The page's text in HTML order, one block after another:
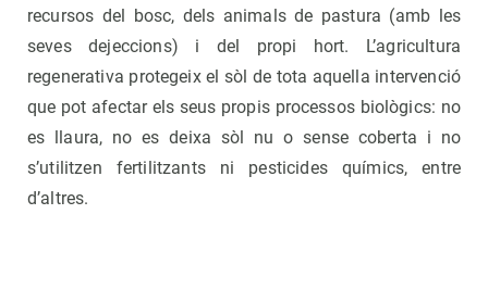
recursos del bosc, dels animals de pastura (amb les
seves dejeccions) i del propi hort. L’agricultura
regenerativa protegeix el sòl de tota aquella intervenció
que pot afectar els seus propis processos biològics: no
es llaura, no es deixa sòl nu o sense coberta i no
s’utilitzen fertilitzants ni pesticides químics, entre
d’altres.